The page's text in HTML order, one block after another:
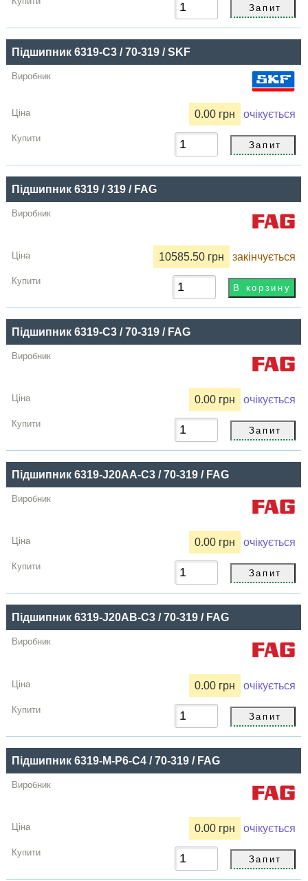
Підшипник 6319-С3 / 70-319 / SKF
0.00 грн очікується
Підшипник 6319 / 319 / FAG
10585.50 грн закінчується
Підшипник 6319-C3 / 70-319 / FAG
0.00 грн очікується
Підшипник 6319-J20AA-C3 / 70-319 / FAG
0.00 грн очікується
Підшипник 6319-J20AB-C3 / 70-319 / FAG
0.00 грн очікується
Підшипник 6319-M-P6-C4 / 70-319 / FAG
0.00 грн очікується